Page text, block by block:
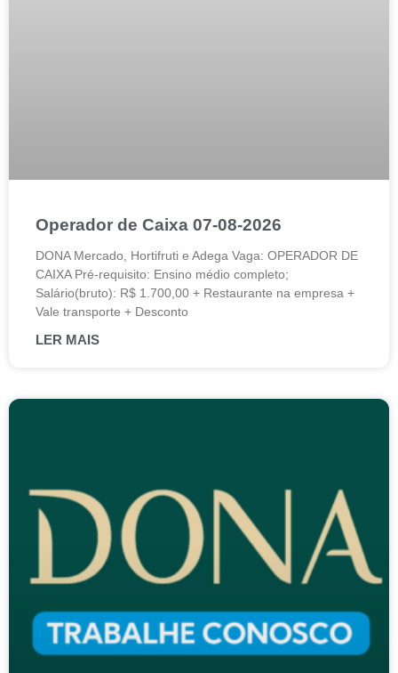
Operador de Caixa 07-08-2026
DONA Mercado, Hortifruti e Adega Vaga: OPERADOR DE
CAIXA Pré-requisito: Ensino médio completo;
Salário(bruto): R$ 1.700,00 + Restaurante na empresa +
Vale transporte + Desconto
LER MAIS